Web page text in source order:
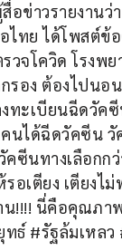
อข่าวรายงานว่
ไทย ได้โพสต์ข้
วจโควิด โรงพ
รอง ต้องไปนอ
ทะเบียนฉีดวัค
คนได้ฉีดวัคซีน
ซีนทางเลือกก
อเตียง เตียงไ
น!!!! นี่คือคุณภา
ธ์ #รัฐล้มเหลว